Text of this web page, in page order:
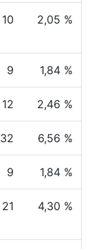
10 2,05 %
9 1,84 %
12 2,46 %
32 6,56 %
9 1,84 %
21 4,30 %